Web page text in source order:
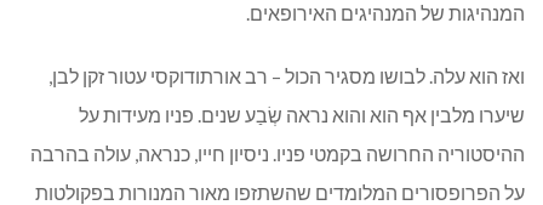
המנהיגות של המנהיגים האירופאים.
ואז הוא עלה. לבושו מסגיר הכול – רב אורתודוקסי עטור זקן לבן,
שיערו מלבין אף הוא והוא נראה שְׂבַע שנים. פניו מעידות על
ההיסטוריה החרושה בקמטי פניו. ניסיון חייו, כנראה, עולה בהרבה
על הפרופסורים המלומדים שהשתזפו מאור המנורות בפקולטות